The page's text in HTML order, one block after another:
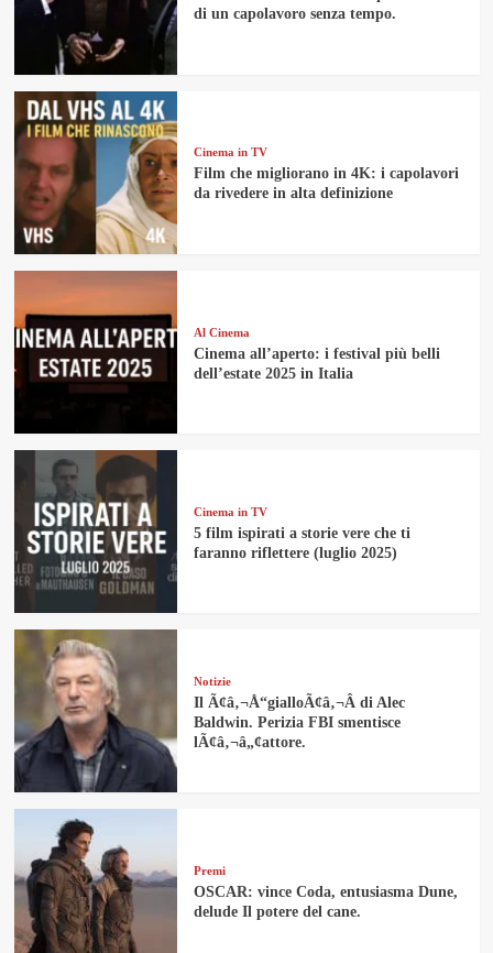
di un capolavoro senza tempo.
Cinema in TV
Film che migliorano in 4K: i capolavori
da rivedere in alta definizione
Al Cinema
Cinema all’aperto: i festival più belli
dell’estate 2025 in Italia
Cinema in TV
5 film ispirati a storie vere che ti
faranno riflettere (luglio 2025)
Notizie
Il Ã¢â‚¬Å“gialloÃ¢â‚¬Â di Alec
Baldwin. Perizia FBI smentisce
lÃ¢â‚¬â„¢attore.
Premi
OSCAR: vince Coda, entusiasma Dune,
delude Il potere del cane.